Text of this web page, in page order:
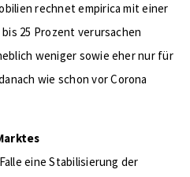
rechnet empirica mit einer
25 Prozent verursachen
weniger sowie eher nur für
wie schon vor Corona
eine Stabilisierung der